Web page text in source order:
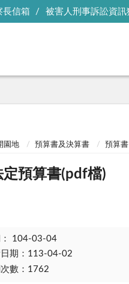
長信箱 被害人刑事訴訟資訊
園地 預算書及決算書 預算書
預算書(pdf檔)
104-03-04
期：113-04-02
數：1762